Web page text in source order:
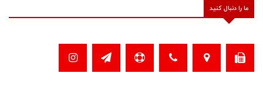
ما را دنبال کنید